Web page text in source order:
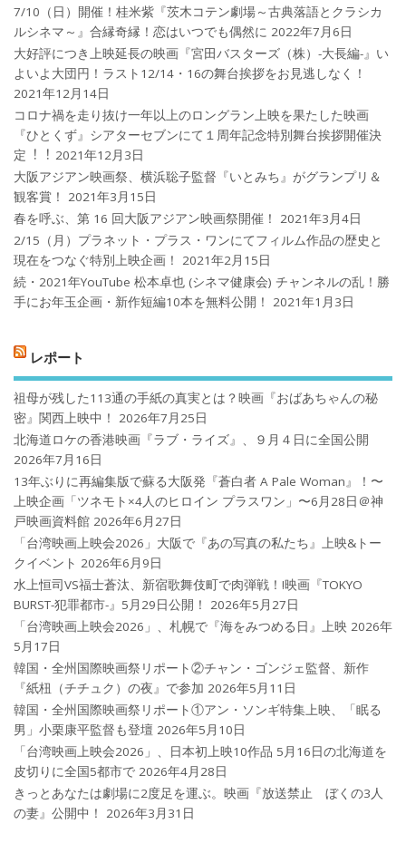
7/10（日）開催！桂米紫『茨木コテン劇場～古典落語とクラシカ
ルシネマ～』合縁奇縁！恋はいつでも偶然に 2022年7月6日
大好評につき上映延長の映画『宮田バスターズ（株）-大長編-』い
よいよ大団円！ラスト12/14・16の舞台挨拶をお見逃しなく！
2021年12月14日
コロナ禍を⾛り抜け⼀年以上のロングラン上映を果たした映画
『ひとくず』シアターセブンにて１周年記念特別舞台挨拶開催決
定︕︕ 2021年12月3日
大阪アジアン映画祭、横浜聡子監督『いとみち』がグランプリ＆
観客賞！
2021年3月15日
春を呼ぶ、第 16 回大阪アジアン映画祭開催！
2021年3月4日
2/15（月）プラネット・プラス・ワンにてフィルム作品の歴史と
現在をつなぐ特別上映企画！
2021年2月15日
続・2021年YouTube 松本卓也 (シネマ健康会) チャンネルの乱！勝
手にお年玉企画・新作短編10本を無料公開！
2021年1月3日
レポート
祖母が残した113通の手紙の真実とは？映画『おばあちゃんの秘
密』関西上映中！
2026年7月25日
北海道ロケの香港映画『ラブ・ライズ』、９月４日に全国公開
2026年7月16日
13年ぶりに再編集版で蘇る大阪発『蒼白者 A Pale Woman』！〜
上映企画「ツネモト×4人のヒロイン プラスワン」〜6月28日＠神
戸映画資料館 2026年6月27日
「台湾映画上映会2026」大阪で『あの写真の私たち』上映&トー
クイベント 2026年6月9日
水上恒司VS福士蒼汰、新宿歌舞伎町で肉弾戦！!映画『TOKYO
BURST-犯罪都市-』5月29日公開！
2026年5月27日
「台湾映画上映会2026」、札幌で『海をみつめる日』上映 2026年
5月17日
韓国・全州国際映画祭リポート②チャン・ゴンジェ監督、新作
『紙杻（チチュク）の夜』で参加 2026年5月11日
韓国・全州国際映画祭リポート①アン・ソンギ特集上映、「眠る
男」小栗康平監督も登壇 2026年5月10日
「台湾映画上映会2026」、日本初上映10作品 5月16日の北海道を
皮切りに全国5都市で 2026年4月28日
きっとあなたは劇場に2度足を運ぶ。映画『放送禁止 ぼくの3人
の妻』公開中！
2026年3月31日